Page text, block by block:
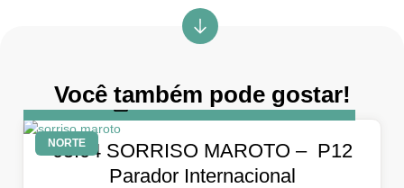
Você também pode gostar!
NORTE
DIA5 de abril de 2026
05.04 SORRISO MAROTO – P12
Parador Internacional